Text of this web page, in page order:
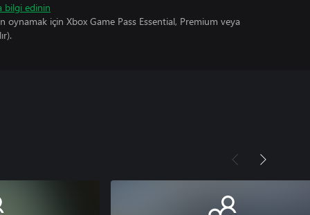
bilgi edinin
için Xbox Game Pass Essential, Premium veya